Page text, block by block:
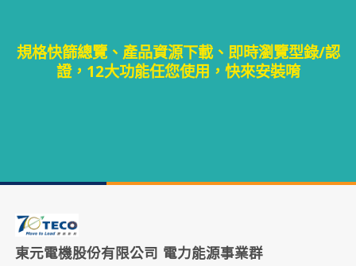
規格快篩總覽、產品資源下載、即時瀏覽型錄/認
證，12大功能任您使用，快來安裝唷
東元電機股份有限公司 電力能源事業群